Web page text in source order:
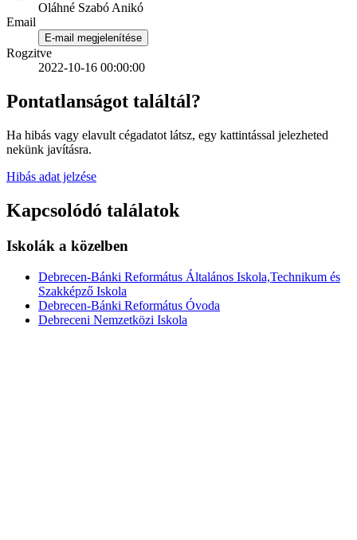
Oláhné Szabó Anikó
Email
E-mail megjelenítése
Rogzitve
2022-10-16 00:00:00
Pontatlanságot találtál?
Ha hibás vagy elavult cégadatot látsz, egy kattintással jelezheted
nekünk javításra.
Hibás adat jelzése
Kapcsolódó találatok
Iskolák a közelben
Debrecen-Bánki Református Általános Iskola,Technikum és
Szakképző Iskola
Debrecen-Bánki Református Óvoda
Debreceni Nemzetközi Iskola